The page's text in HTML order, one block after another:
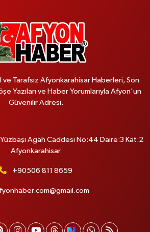
Tarafsız Afyonkarahisar Haberleri, Son
Yazıları ve Haber Yorumlarıyla Afyon'un
Güvenilir Adresi.
Yüzbaşı Agah Caddesi No:44 Daire:3 Kat:2
Afyonkarahisar
+90506 811 8659